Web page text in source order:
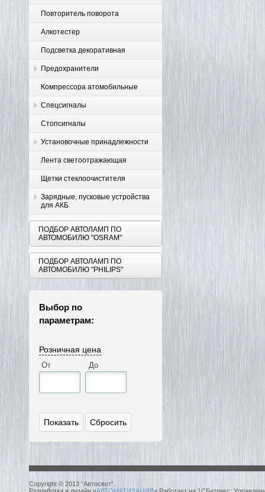
Повторитель поворота
Алкотестер
Подсветка декоративная
Предохранители
Компрессора атомобильные
Спецсигналы
Стопсигналы
Установочные принадлежности
Лента светоотражающая
Щетки стеклоочистителя
Зарядные, пусковые устройства
для АКБ
ПОДБОР АВТОЛАМП ПО
АВТОМОБИЛЮ "OSRAM"
ПОДБОР АВТОЛАМП ПО
АВТОМОБИЛЮ "PHILIPS"
Выбор по
параметрам:
Розничная цена
От До
Copyright © 2013 “Автосвет”.